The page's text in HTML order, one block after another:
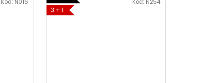
Kód: N016
3 + 1
Kód: N254